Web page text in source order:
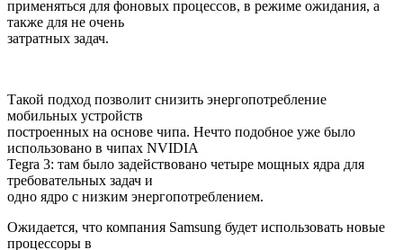
применяться для фоновых процессов, в режиме ожидания, а
также для не очень
затратных задач.
Такой подход позволит снизить энергопотребление
мобильных устройств
построенных на основе чипа. Нечто подобное уже было
использовано в чипах NVIDIA
Tegra 3: там было задействовано четыре мощных ядра для
требовательных задач и
одно ядро с низким энергопотреблением.
Ожидается, что компания Samsung будет использовать новые
процессоры в